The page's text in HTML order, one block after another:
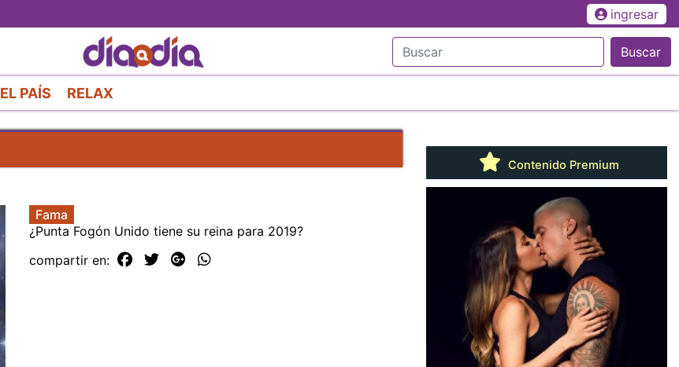
al
contenido
principal
ingresar
Buscar
EL PAÍS RELAX
Fama
¿Punta Fogón Unido tiene su reina para 2019?
compartir en:
Contenido Premium